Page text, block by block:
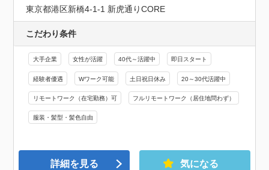
東京都港区新橋4-1-1 新虎通りCORE
こだわり条件
大手企業 女性が活躍 40代～活躍中 即日スタート
経験者優遇 Wワーク可能 土日祝日休み 20～30代活躍中
リモートワーク（在宅勤務）可 フルリモートワーク（居住地問わず）
服装・髪型・髪色自由
詳細を見る 気になる